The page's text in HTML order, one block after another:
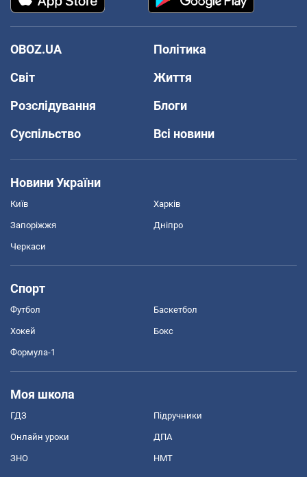
OBOZ.UA
Політика
Світ
Життя
Розслідування
Блоги
Суспільство
Всі новини
Новини України
Київ Харків
Запоріжжя Дніпро
Черкаси
Спорт
Футбол Баскетбол
Хокей Бокс
Формула-1
Моя школа
ГДЗ Підручники
Онлайн уроки ДПА
ЗНО НМТ